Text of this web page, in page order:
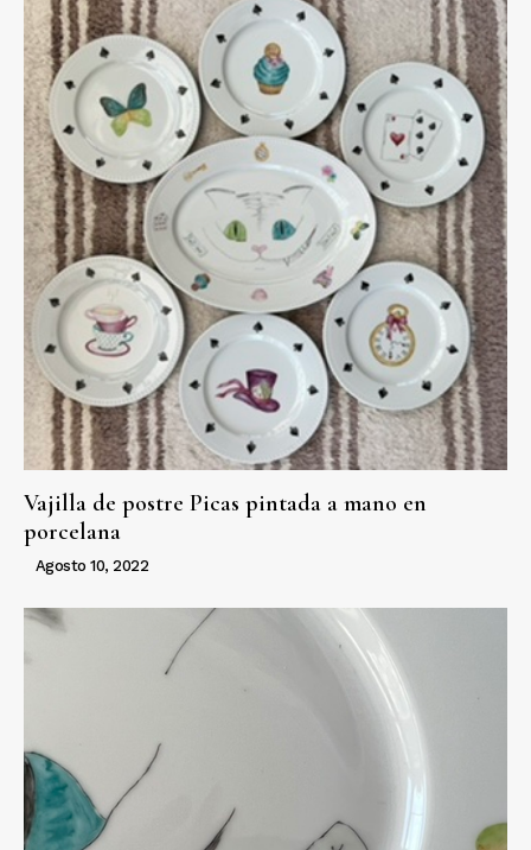
Vajilla de postre Picas pintada a mano en
porcelana
Agosto 10, 2022